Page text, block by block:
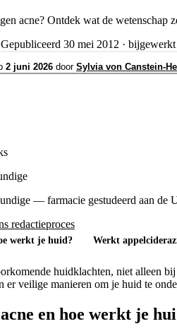
acne? Ontdek wat de wetenschap
Gepubliceerd 30 mei 2012 ·
2 juni 2026 door Sylvia von Canstein-
— farmacie gestudeerd aan
redactieproces
werkt je huid? Werkt
huidklachten, niet alleen
er veilige manieren om je huid te
en hoe werkt je